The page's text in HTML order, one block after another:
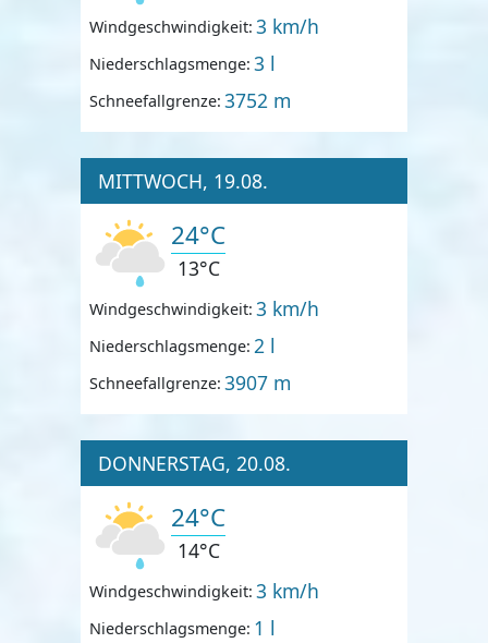
Windgeschwindigkeit: 3 km/h
Niederschlagsmenge: 3 l
Schneefallgrenze: 3752 m
MITTWOCH, 19.08.
24°C
13°C
Windgeschwindigkeit: 3 km/h
Niederschlagsmenge: 2 l
Schneefallgrenze: 3907 m
DONNERSTAG, 20.08.
24°C
14°C
Windgeschwindigkeit: 3 km/h
Niederschlagsmenge: 1 l